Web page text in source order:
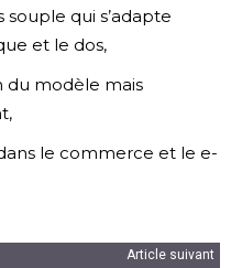
souple qui s’adapte
et le dos,
du modèle mais
le commerce et le e-
Article suivant